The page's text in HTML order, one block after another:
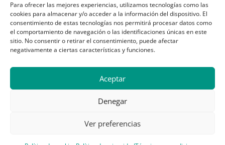
Para ofrecer las mejores experiencias, utilizamos tecnologías como las
cookies para almacenar y/o acceder a la información del dispositivo. El
consentimiento de estas tecnologías nos permitirá procesar datos como
el comportamiento de navegación o las identificaciones únicas en este
sitio. No consentir o retirar el consentimiento, puede afectar
negativamente a ciertas características y funciones.
Aceptar
Denegar
Ver preferencias